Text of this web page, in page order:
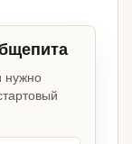
нужно